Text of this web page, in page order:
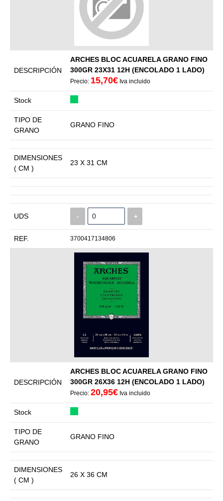
DESCRIPCIÓN
ARCHES BLOC ACUARELA GRANO FINO
300GR 23X31 12H (ENCOLADO 1 LADO)
Precio: 15,70€ Iva incluido
Stock
TIPO DE
GRANO
GRANO FINO
DIMENSIONES
( CM )
23 X 31 CM
UDS - +
REF. 3700417134806
DESCRIPCIÓN
ARCHES BLOC ACUARELA GRANO FINO
300GR 26X36 12H (ENCOLADO 1 LADO)
Precio: 20,95€ Iva incluido
Stock
TIPO DE
GRANO
GRANO FINO
DIMENSIONES
( CM )
26 X 36 CM